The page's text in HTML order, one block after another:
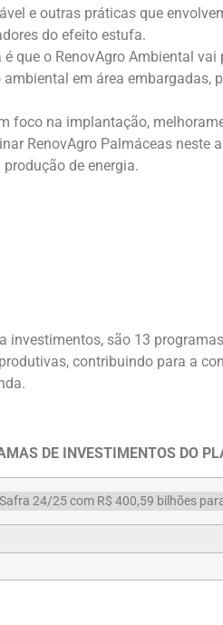
e outras práticas que
do efeito estufa.
que o RenovAgro Ambiental
em área embargadas,
foco na implantação,
RenovAgro Palmáceas neste
de energia.
investimentos, são 13
contribuindo para a
DE INVESTIMENTOS DO